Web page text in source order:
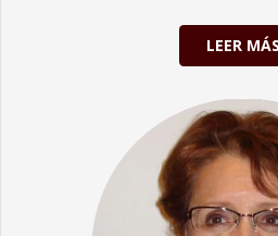
LEER MÁS